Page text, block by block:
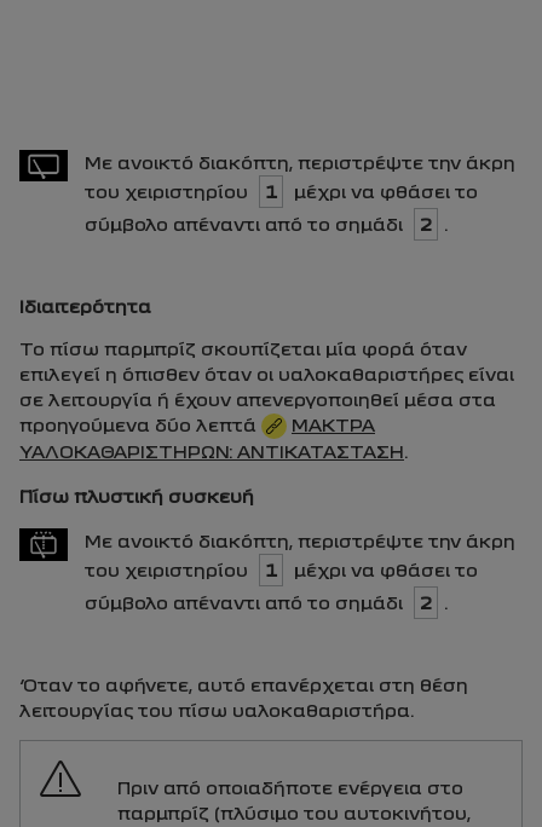
Με ανοικτό διακόπτη, περιστρέψτε την άκρη
του χειριστηρίου
1
μέχρι να φθάσει το
σύμβολο απέναντι από το σημάδι
2
Ιδιαιτερότητα
Το πίσω παρμπρίζ σκουπίζεται μία φορά όταν
επιλεγεί η όπισθεν όταν οι υαλοκαθαριστήρες είναι
σε λειτουργία ή έχουν απενεργοποιηθεί μέσα στα
προηγούμενα δύο λεπτά
ΜΆΚΤΡΑ
ΥΑΛΟΚΑΘΑΡΙΣΤΉΡΩΝ: ΑΝΤΙΚΑΤΆΣΤΑΣΗ
Πίσω πλυστική συσκευή
Με ανοικτό διακόπτη, περιστρέψτε την άκρη
του χειριστηρίου
1
μέχρι να φθάσει το
σύμβολο απέναντι από το σημάδι
2
Όταν το αφήνετε, αυτό επανέρχεται στη θέση
λειτουργίας του πίσω υαλοκαθαριστήρα.
Πριν από οποιαδήποτε ενέργεια στο
παρμπρίζ (πλύσιμο του αυτοκινήτου,